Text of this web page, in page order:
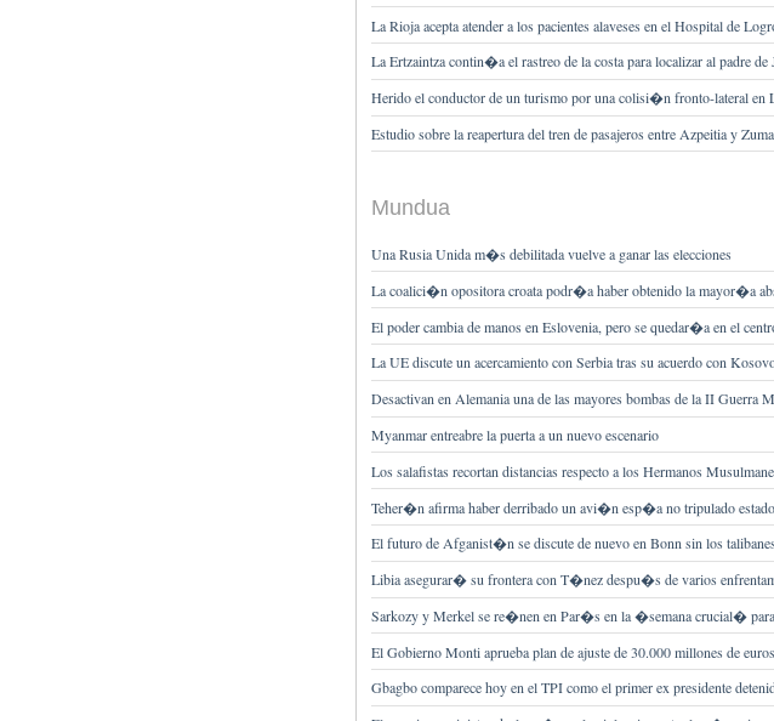
La Rioja acepta atender a los pacientes alaveses en el Hospital de
La Ertzaintza contin�a el rastreo de la costa para localizar al padre de
Herido el conductor de un turismo por una colisi�n fronto-lateral en
Estudio sobre la reapertura del tren de pasajeros entre Azpeitia y
Mundua
Una Rusia Unida m�s debilitada vuelve a ganar las elecciones
La coalici�n opositora croata podr�a haber obtenido la mayor�a
El poder cambia de manos en Eslovenia, pero se quedar�a en el
La UE discute un acercamiento con Serbia tras su acuerdo con
Desactivan en Alemania una de las mayores bombas de la II Guerra
Myanmar entreabre la puerta a un nuevo escenario
Los salafistas recortan distancias respecto a los Hermanos
Teher�n afirma haber derribado un avi�n esp�a no tripulado
El futuro de Afganist�n se discute de nuevo en Bonn sin los talibanes
Libia asegurar� su frontera con T�nez despu�s de varios
Sarkozy y Merkel se re�nen en Par�s en la �semana crucial�
El Gobierno Monti aprueba plan de ajuste de 30.000 millones de euros
Gbagbo comparece hoy en el TPI como el primer ex presidente